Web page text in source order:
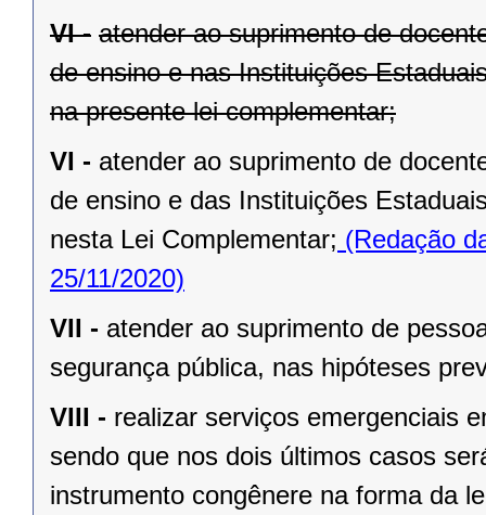
VI - atender ao suprimento de
de ensino e nas Instituições
na presente lei complementar;
VI - atender ao suprimento de
de ensino e das Instituições
nesta Lei Complementar; (Redação
25/11/2020)
VII - atender ao suprimento de
segurança pública, nas hipóteses
VIII - realizar serviços emergenciais
sendo que nos dois últimos casos
instrumento congênere na forma da